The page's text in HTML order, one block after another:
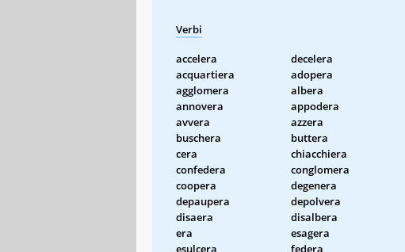
Verbi
accelera decelera
acquartiera
adopera
agglomera
albera
annovera
appodera
avvera
azzera
buschera
buttera
cera
chiacchiera
confedera
conglomera
coopera
degenera
depaupera
depolvera
disaera
disalbera
era
esagera
esulcera
federa